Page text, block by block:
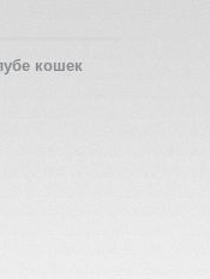
кошек